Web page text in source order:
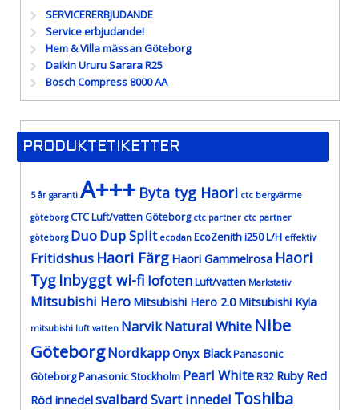
SERVICERERBJUDANDE
Service erbjudande!
Hem & Villa mässan Göteborg
Daikin Ururu Sarara R25
Bosch Compress 8000 AA
PRODUKTETIKETTER
5 år garanti A+++ Byta tyg Haori ctc bergvärme
göteborg CTC Luft/vatten Göteborg ctc partner ctc partner
göteborg DuoDup Split ecodan EcoZenith i250 L/H effektiv
Fritidshus Haori Färg Haori Gammelrosa Haori
Tyg Inbyggt wi-fi lofotenLuft/vatten Markstativ
Mitsubishi Hero Mitsubishi Hero 2.0 Mitsubishi Kyla
mitsubishi luft vatten NarvikNatural White Nibe
GöteborgNordkappOnyx BlackPanasonic
GöteborgPanasonic Stockholm Pearl WhiteR32 Ruby Red
Röd innedelsvalbardSvart innedel Toshiba